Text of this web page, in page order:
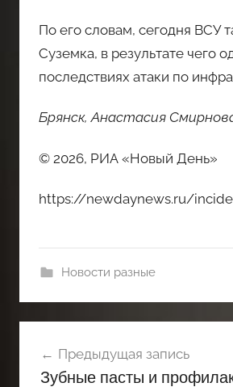
По его словам, сегодня ВСУ
Суземка, в результате чего
последствиях атаки по
Брянск, Анастасия
© 2026, РИА «Новый День»
https://newdaynews.ru/
Новости разные
по
Предыдущая запись
Зубные пасты и